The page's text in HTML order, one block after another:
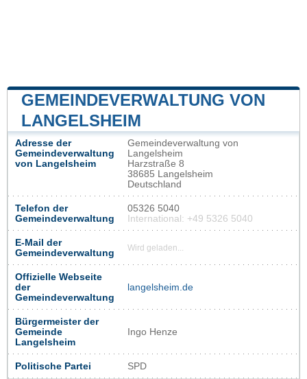
GEMEINDEVERWALTUNG VON
LANGELSHEIM
Adresse der
Gemeindeverwaltung
von Langelsheim
Gemeindeverwaltung von
Langelsheim
Harzstraße 8
38685 Langelsheim
Deutschland
Telefon der
Gemeindeverwaltung
05326 5040
International: +49 5326 5040
E-Mail der
Gemeindeverwaltung
Wird geladen...
Offizielle Webseite
der
Gemeindeverwaltung
langelsheim.de
Bürgermeister der
Gemeinde
Langelsheim
Ingo Henze
Politische Partei SPD